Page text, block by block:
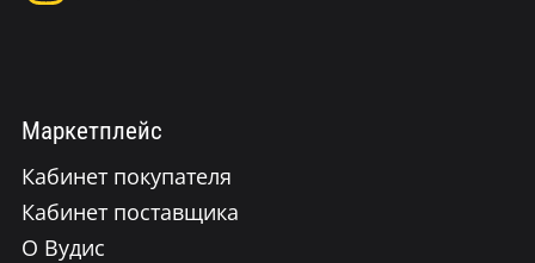
Маркетплейс
Кабинет покупателя
Кабинет поставщика
О Вудис